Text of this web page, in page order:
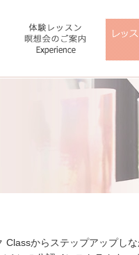
からステップアップしな